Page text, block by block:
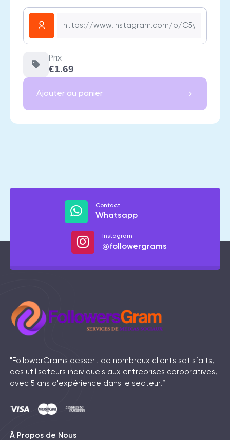
Prix
€1.69
Ajouter au panier
Contact
Whatsapp
Instagram
@followergrams
"FollowerGrams dessert de nombreux clients satisfaits,
des utilisateurs individuels aux entreprises corporatives,
avec 5 ans d'expérience dans le secteur.”
Â Propos de Nous